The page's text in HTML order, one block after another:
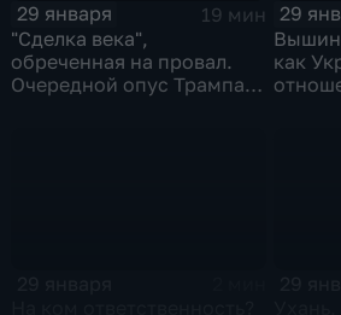
29 января
19 мин
"Сделка века",
обреченная на провал.
Очередной опус Трампа.
29
как